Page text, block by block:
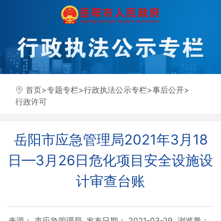
首页>专题专栏>行政执法公示专栏>事后公开>
行政许可
岳阳市应急管理局2021年3月18
日—3月26日危化项目安全设施设
计审查台账